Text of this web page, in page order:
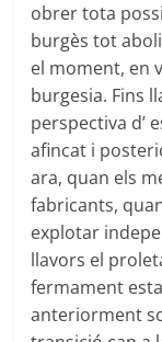
obrer tota
burgès tot
el moment, en
burgesia. Fins
perspectiva d’
afincat i
ara, quan els
fabricants,
explotar
llavors el
fermament
anteriorment